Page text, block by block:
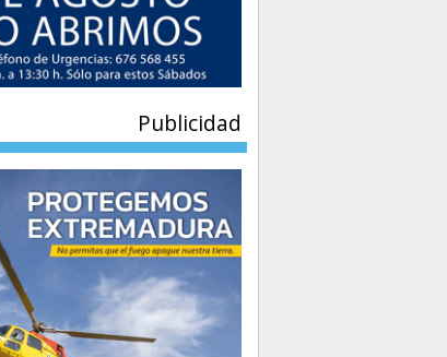
Publicidad